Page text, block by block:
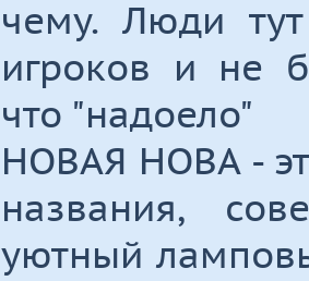
чему. Люди
игроков и не
что "надоело"
НОВАЯ НОВА -
названия,
уютный